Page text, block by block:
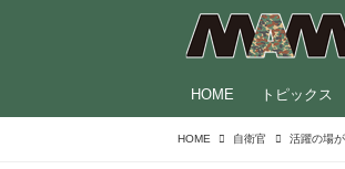
HOME トピックス
HOME 自衛官